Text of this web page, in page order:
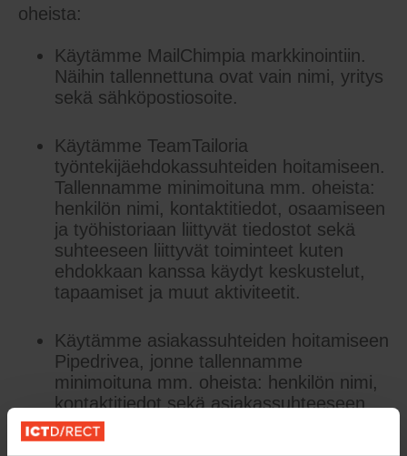
oheista:
Käytämme MailChimpia markkinointiin.
Näihin tallennettuna ovat vain nimi, yritys
sekä sähköpostiosoite.
Käytämme TeamTailoria
työntekijäehdokassuhteiden hoitamiseen.
Tallennamme minimoituna mm. oheista:
henkilön nimi, kontaktitiedot, osaamiseen
ja työhistoriaan liittyvät tiedostot sekä
suhteeseen liittyvät toiminteet kuten
ehdokkaan kanssa käydyt keskustelut,
tapaamiset ja muut aktiviteetit.
Käytämme asiakassuhteiden hoitamiseen
Pipedrivea, jonne tallennamme
minimoituna mm. oheista: henkilön nimi,
kontaktitiedot sekä asiakassuhteeseen
liittyvät toiminteet kuten asiakkaan
kanssa käydyt keskustelut, tapaamiset ja